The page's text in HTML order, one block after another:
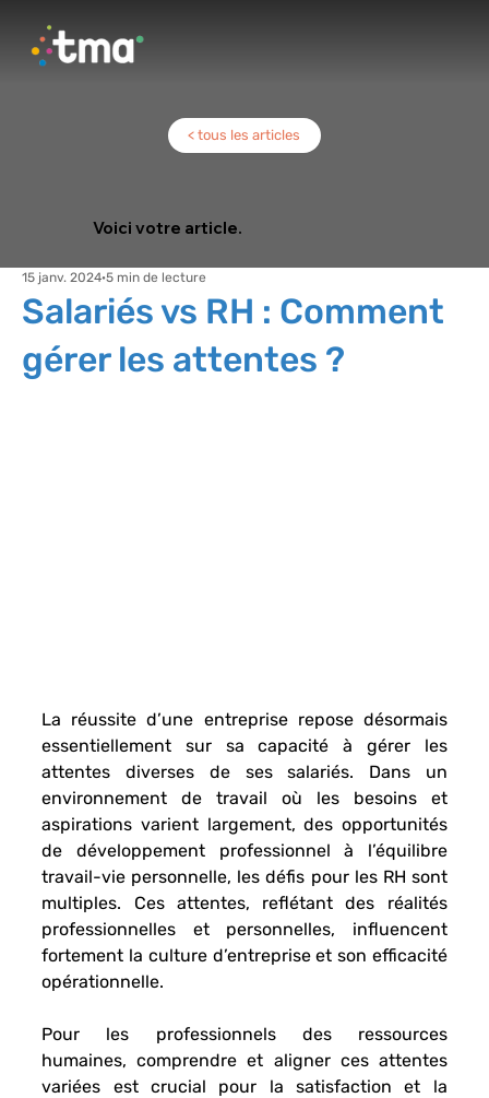
Voici votre article.
< tous les articles
Salariés vs RH : Comment
gérer les attentes ?
15 janv. 2024 5 min de lecture
La réussite d’une entreprise repose désormais
essentiellement sur sa capacité à gérer les
attentes diverses de ses salariés. Dans un
environnement de travail où les besoins et
aspirations varient largement, des opportunités
de développement professionnel à l’équilibre
travail-vie personnelle, les défis pour les RH sont
multiples. Ces attentes, reflétant des réalités
professionnelles et personnelles, influencent
fortement la culture d’entreprise et son efficacité
opérationnelle.
Pour les professionnels des ressources
humaines, comprendre et aligner ces attentes
variées est crucial pour la satisfaction et la